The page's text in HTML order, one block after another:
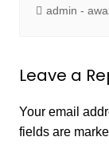
admin -
Leave a
Your email
fields are